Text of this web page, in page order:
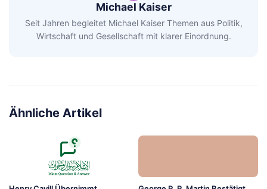
Michael Kaiser
Seit Jahren begleitet Michael Kaiser Themen aus Politik,
Wirtschaft und Gesellschaft mit klarer Einordnung.
Ähnliche Artikel